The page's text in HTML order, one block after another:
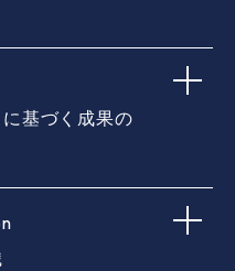
を持って企業
基づく成果の
を結集し、チ